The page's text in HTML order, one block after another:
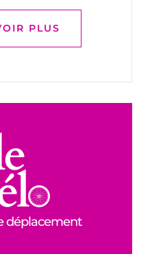
PLUS
déplacement